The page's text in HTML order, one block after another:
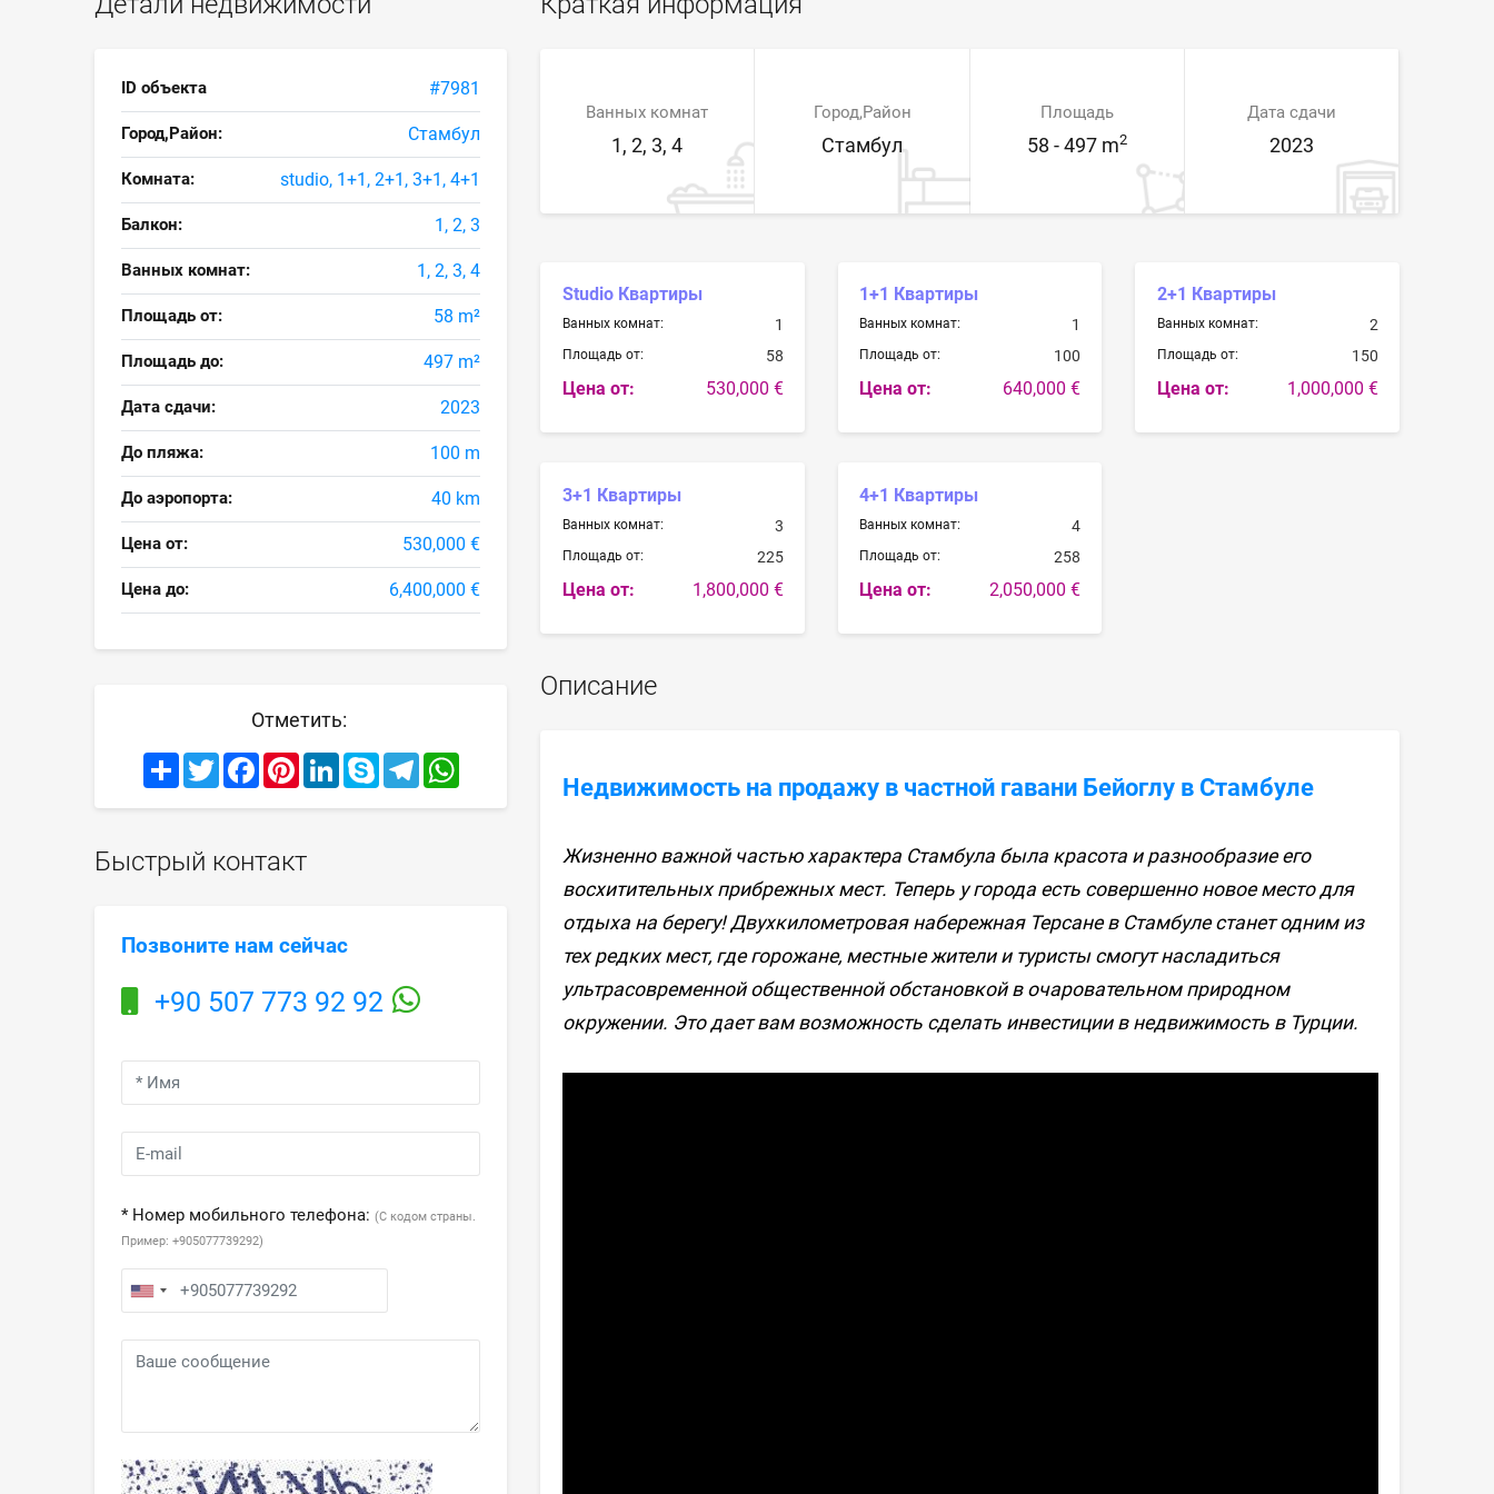
ID объекта #7981
Город,Район: Стамбул
Комната: studio, 1+1, 2+1, 3+1, 4+1
Балкон: 1, 2, 3
Ванных комнат: 1, 2, 3, 4
Площадь от: 58 m²
Площадь до: 497 m²
Дата сдачи: 2023
До пляжа: 100 m
До аэропорта: 40 km
Цена от: 530,000 €
Цена до: 6,400,000 €
Отметить:
ShareTwitterFacebookPinterestLinkedInSkypeTelegramWhatsApp
Быстрый контакт
Позвоните нам сейчас
+90 507 773 92 92
* Номер мобильного телефона: (С кодом страны.
Пример: +905077739292)
Ванных комнат
1, 2, 3, 4
Город,Район
Стамбул
Площадь
58 - 497 m2
Дата сдачи
2023
Studio Квартиры
Ванных комнат: 1
Площадь от: 58
Цена от: 530,000 €
1+1 Квартиры
Ванных комнат: 1
Площадь от: 100
Цена от: 640,000 €
2+1 Квартиры
Ванных комнат: 2
Площадь от: 150
Цена от: 1,000,000 €
3+1 Квартиры
Ванных комнат: 3
Площадь от: 225
Цена от: 1,800,000 €
4+1 Квартиры
Ванных комнат: 4
Площадь от: 258
Цена от: 2,050,000 €
Описание
Недвижимость на продажу в частной гавани Бейоглу в Стамбуле
Жизненно важной частью характера Стамбула была красота и разнообразие его
восхитительных прибрежных мест. Теперь у города есть совершенно новое место для
отдыха на берегу! Двухкилометровая набережная Терсане в Стамбуле станет одним из
тех редких мест, где горожане, местные жители и туристы смогут насладиться
ультрасовременной общественной обстановкой в очаровательном природном
окружении. Это дает вам возможность сделать инвестиции в недвижимость в Турции.